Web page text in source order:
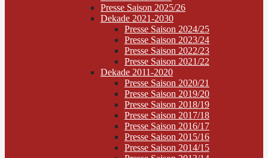
Presse Saison 2025/26
Dekade 2021-2030
Presse Saison 2024/25
Presse Saison 2023/24
Presse Saison 2022/23
Presse Saison 2021/22
Dekade 2011-2020
Presse Saison 2020/21
Presse Saison 2019/20
Presse Saison 2018/19
Presse Saison 2017/18
Presse Saison 2016/17
Presse Saison 2015/16
Presse Saison 2014/15